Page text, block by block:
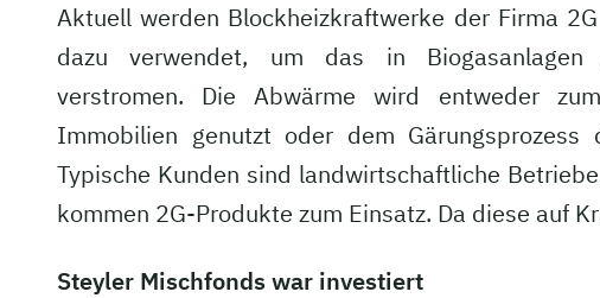
Aktuell werden Blockheizkraftwerke der Firma
dazu verwendet, um das in Biogasanlagen
verstromen. Die Abwärme wird entweder
Immobilien genutzt oder dem Gärungsprozess
Typische Kunden sind landwirtschaftliche
kommen 2G-Produkte zum Einsatz. Da diese auf
Steyler Mischfonds war investiert